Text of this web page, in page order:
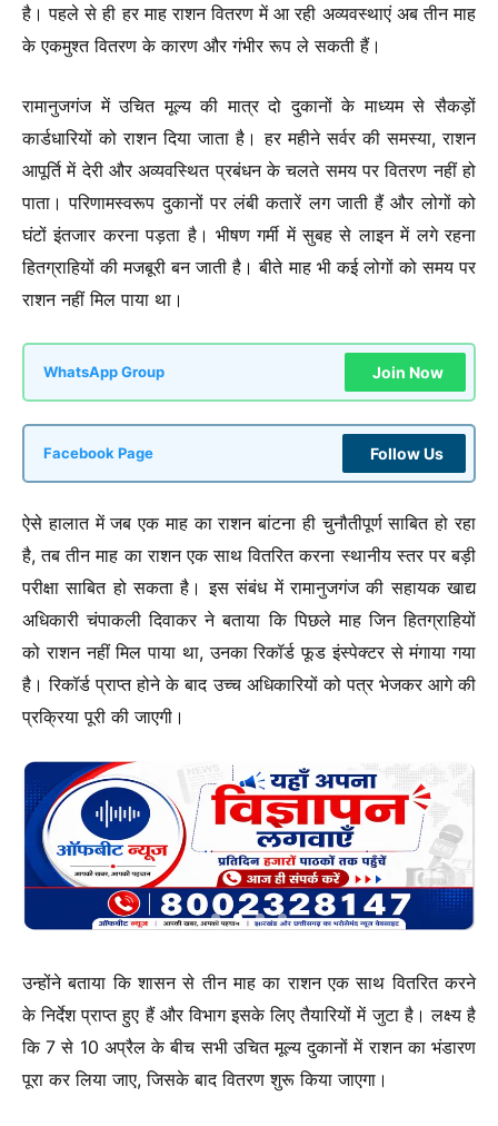
है। पहले से ही हर माह राशन वितरण में आ रही अव्यवस्थाएं अब तीन माह
के एकमुश्त वितरण के कारण और गंभीर रूप ले सकती हैं।
रामानुजगंज में उचित मूल्य की मात्र दो दुकानों के माध्यम से सैकड़ों
कार्डधारियों को राशन दिया जाता है। हर महीने सर्वर की समस्या, राशन
आपूर्ति में देरी और अव्यवस्थित प्रबंधन के चलते समय पर वितरण नहीं हो
पाता। परिणामस्वरूप दुकानों पर लंबी कतारें लग जाती हैं और लोगों को
घंटों इंतजार करना पड़ता है। भीषण गर्मी में सुबह से लाइन में लगे रहना
हितग्राहियों की मजबूरी बन जाती है। बीते माह भी कई लोगों को समय पर
राशन नहीं मिल पाया था।
WhatsApp Group Join Now
Facebook Page Follow Us
ऐसे हालात में जब एक माह का राशन बांटना ही चुनौतीपूर्ण साबित हो रहा
है, तब तीन माह का राशन एक साथ वितरित करना स्थानीय स्तर पर बड़ी
परीक्षा साबित हो सकता है। इस संबंध में रामानुजगंज की सहायक खाद्य
अधिकारी चंपाकली दिवाकर ने बताया कि पिछले माह जिन हितग्राहियों
को राशन नहीं मिल पाया था, उनका रिकॉर्ड फूड इंस्पेक्टर से मंगाया गया
है। रिकॉर्ड प्राप्त होने के बाद उच्च अधिकारियों को पत्र भेजकर आगे की
प्रक्रिया पूरी की जाएगी।
उन्होंने बताया कि शासन से तीन माह का राशन एक साथ वितरित करने
के निर्देश प्राप्त हुए हैं और विभाग इसके लिए तैयारियों में जुटा है। लक्ष्य है
कि 7 से 10 अप्रैल के बीच सभी उचित मूल्य दुकानों में राशन का भंडारण
पूरा कर लिया जाए, जिसके बाद वितरण शुरू किया जाएगा।